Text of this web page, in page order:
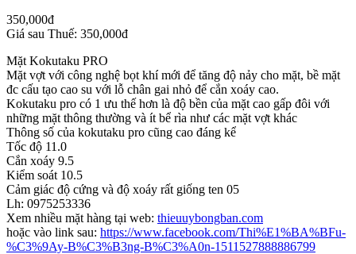
350,000đ
Giá sau Thuế: 350,000đ
Mặt Kokutaku PRO
Mặt vợt với công nghệ bọt khí mới để tăng độ nảy cho mặt, bề mặt
đc cấu tạo cao su với lỗ chân gai nhỏ để cắn xoáy cao.
Kokutaku pro có 1 ưu thế hơn là độ bền của mặt cao gấp đôi với
những mặt thông thường và ít bể rìa như các mặt vợt khác
Thông số của kokutaku pro cũng cao đáng kể
Tốc độ 11.0
Cắn xoáy 9.5
Kiểm soát 10.5
Cảm giác độ cứng và độ xoáy rất giống ten 05
Lh: 0975253336
Xem nhiều mặt hàng tại web: thieuuybongban.com
hoặc vào link sau: https://www.facebook.com/Thi%E1%BA%BFu-
%C3%9Ay-B%C3%B3ng-B%C3%A0n-1511527888886799